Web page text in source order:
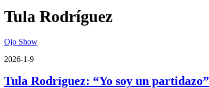
Tula Rodríguez
Ojo Show
2026-1-9
Tula Rodríguez: “Yo soy un partidazo”